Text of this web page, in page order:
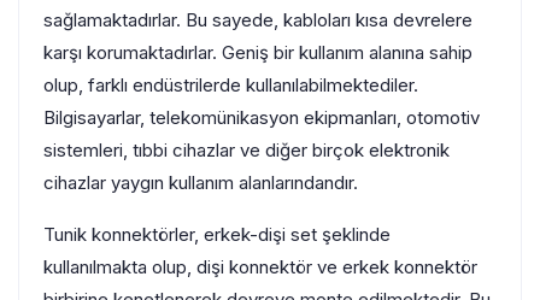
sağlamaktadırlar. Bu sayede, kabloları kısa devrelere
karşı korumaktadırlar. Geniş bir kullanım alanına sahip
olup, farklı endüstrilerde kullanılabilmektediler.
Bilgisayarlar, telekomünikasyon ekipmanları, otomotiv
sistemleri, tıbbi cihazlar ve diğer birçok elektronik
cihazlar yaygın kullanım alanlarındandır.
Tunik konnektörler, erkek-dişi set şeklinde
kullanılmakta olup, dişi konnektör ve erkek konnektör